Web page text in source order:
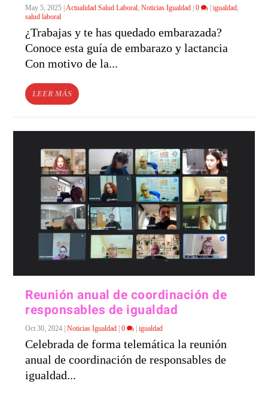
May 5, 2025 |Actualidad Salud Laboral,Noticias Igualdad |0 |igualdad,
salud laboral
¿Trabajas y te has quedado embarazada?
Conoce esta guía de embarazo y lactancia
Con motivo de la...
LEER MÁS
Reunión anual de coordinación de
responsables de igualdad
Oct 30, 2024 |Noticias Igualdad |0 |igualdad
Celebrada de forma telemática la reunión
anual de coordinación de responsables de
igualdad...